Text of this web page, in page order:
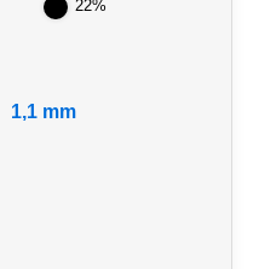
22%
1,1 mm